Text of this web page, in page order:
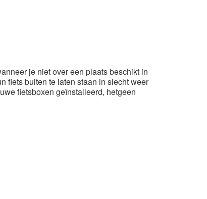
je niet over een plaats beschikt in
fiets buiten te laten staan in slecht weer
fietsboxen geïnstalleerd, hetgeen